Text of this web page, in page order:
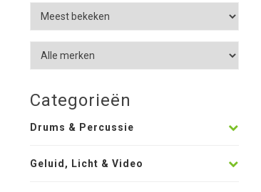
Categorieën
Drums & Percussie
Geluid, Licht & Video